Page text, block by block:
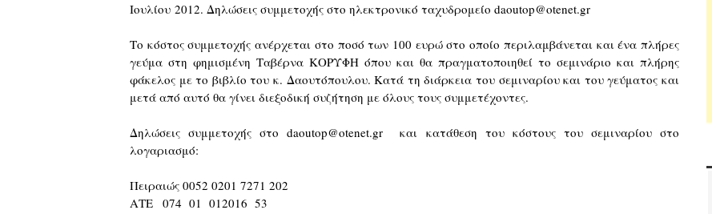
Ιουλίου 2012. Δηλώσεις συμμετοχής στο ηλεκτρονικό ταχυδρομείο daoutop@otenet.gr
Το κόστος συμμετοχής ανέρχεται στο ποσό των 100 ευρώ στο οποίο περιλαμβάνεται και ένα πλήρες
γεύμα στη φημισμένη Ταβέρνα ΚΟΡΥΦΗ όπου και θα πραγματοποιηθεί το σεμινάριο και πλήρης
φάκελος με το βιβλίο του κ. Δαουτόπουλου. Κατά τη διάρκεια του σεμιναρίου και του γεύματος και
μετά από αυτό θα γίνει διεξοδική συζήτηση με όλους τους συμμετέχοντες.
Δηλώσεις συμμετοχής στο daoutop@otenet.gr και κατάθεση του κόστους του σεμιναρίου στο
λογαριασμό:
Πειραιώς 0052 0201 7271 202
ΑΤΕ 074 01 012016 53